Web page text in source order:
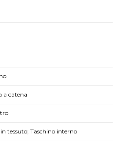
a catena
in tessuto; Taschino interno